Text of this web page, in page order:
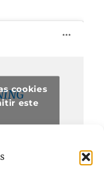
cookies
este